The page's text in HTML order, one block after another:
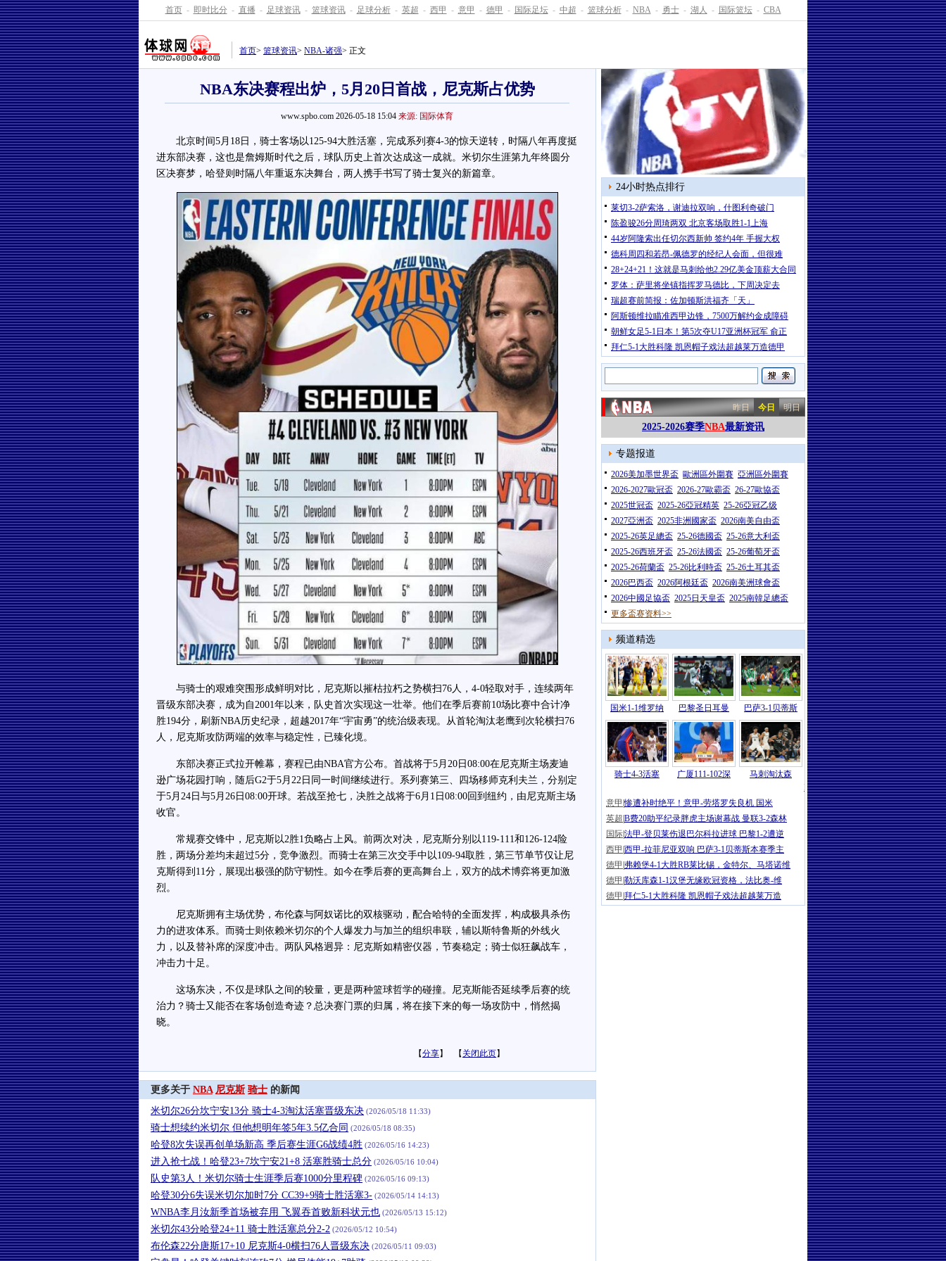
首页 - 即时比分 - 直播 - 足球资讯 - 篮球资讯 - 足球分析 - 英超 - 西甲 - 意甲 - 德甲 - 国际足坛 - 中超 - 篮球分析 - NBA - 勇士 - 湖人 - 国际篮坛 - CBA
首页> 篮球资讯> NBA-诸强> 正文
NBA东决赛程出炉，5月20日首战，尼克斯占优势
www.spbo.com 2026-05-18 15:04 来源: 国际体育
北京时间5月18日，骑士客场以125-94大胜活塞，完成系列赛4-3的惊天逆转，时隔八年再度挺
进东部决赛，这也是詹姆斯时代之后，球队历史上首次达成这一成就。米切尔生涯第九年终圆分
区决赛梦，哈登则时隔八年重返东决舞台，两人携手书写了骑士复兴的新篇章。
与骑士的艰难突围形成鲜明对比，尼克斯以摧枯拉朽之势横扫76人，4-0轻取对手，连续两年
晋级东部决赛，成为自2001年以来，队史首次实现这一壮举。他们在季后赛前10场比赛中合计净
胜194分，刷新NBA历史纪录，超越2017年“宇宙勇”的统治级表现。从首轮淘汰老鹰到次轮横扫76
人，尼克斯攻防两端的效率与稳定性，已臻化境。
东部决赛正式拉开帷幕，赛程已由NBA官方公布。首战将于5月20日08:00在尼克斯主场麦迪
逊广场花园打响，随后G2于5月22日同一时间继续进行。系列赛第三、四场移师克利夫兰，分别定
于5月24日与5月26日08:00开球。若战至抢七，决胜之战将于6月1日08:00回到纽约，由尼克斯主场
收官。
常规赛交锋中，尼克斯以2胜1负略占上风。前两次对决，尼克斯分别以119-111和126-124险
胜，两场分差均未超过5分，竞争激烈。而骑士在第三次交手中以109-94取胜，第三节单节仅让尼
克斯得到11分，展现出极强的防守韧性。如今在季后赛的更高舞台上，双方的战术博弈将更加激
烈。
尼克斯拥有主场优势，布伦森与阿奴诺比的双核驱动，配合哈特的全面发挥，构成极具杀伤
力的进攻体系。而骑士则依赖米切尔的个人爆发力与加兰的组织串联，辅以斯特鲁斯的外线火
力，以及替补席的深度冲击。两队风格迥异：尼克斯如精密仪器，节奏稳定；骑士似狂飙战车，
冲击力十足。
这场东决，不仅是球队之间的较量，更是两种篮球哲学的碰撞。尼克斯能否延续季后赛的统
治力？骑士又能否在客场创造奇迹？总决赛门票的归属，将在接下来的每一场攻防中，悄然揭
晓。
【分享】 【 关闭此页】
更多关于 NBA 尼克斯 骑士 的新闻
米切尔26分坎宁安13分 骑士4-3淘汰活塞晋级东决 (2026/05/18 11:33)
骑士想续约米切尔 但他想明年签5年3.5亿合同 (2026/05/18 08:35)
哈登8次失误再创单场新高 季后赛生涯G6战绩4胜 (2026/05/16 14:23)
进入抢七战！哈登23+7坎宁安21+8 活塞胜骑士总分 (2026/05/16 10:04)
队史第3人！米切尔骑士生涯季后赛1000分里程碑 (2026/05/16 09:13)
哈登30分6失误米切尔加时7分 CC39+9骑士胜活塞3- (2026/05/14 14:13)
WNBA李月汝新季首场被弃用 飞翼吞首败新科状元也 (2026/05/13 15:12)
米切尔43分哈登24+11 骑士胜活塞总分2-2 (2026/05/12 10:54)
布伦森22分唐斯17+10 尼克斯4-0横扫76人晋级东决 (2026/05/11 09:03)
24小时热点排行
莱切3-2萨索洛，谢迪拉双响，什图利奇破门
陈盈骏26分周琦两双 北京客场取胜1-1上海
44岁阿隆索出任切尔西新帅 签约4年 手握大权
德科周四和若昂-佩德罗的经纪人会面，但很难
28+24+21！这就是马刺给他2.29亿美金顶薪大合同
罗体：萨里将坐镇指挥罗马德比，下周决定去
瑞超赛前简报：佐加顿斯洪福齐「天」
阿斯顿维拉瞄准西甲边锋，7500万解约金成障碍
朝鲜女足5-1日本！第5次夺U17亚洲杯冠军 俞正
拜仁5-1大胜科隆 凯恩帽子戏法超越莱万造德甲
昨日 今日 明日
2025-2026赛季NBA最新资讯
专题报道
2026美加墨世界盃 歐洲區外圍賽 亞洲區外圍賽
2026-2027歐冠盃 2026-27歐霸盃 26-27歐協盃
2025世冠盃 2025-26亞冠精英 25-26亞冠乙级
2027亞洲盃 2025非洲國家盃 2026南美自由盃
2025-26英足總盃 25-26德國盃 25-26意大利盃
2025-26西班牙盃 25-26法國盃 25-26葡萄牙盃
2025-26荷蘭盃 25-26比利時盃 25-26土耳其盃
2026巴西盃 2026阿根廷盃 2026南美洲球會盃
2026中國足協盃 2025日天皇盃 2025南韓足總盃
更多盃赛资料>>
频道精选
国米1-1维罗纳 巴黎圣日耳曼 巴萨3-1贝蒂斯
骑士4-3活塞 广厦111-102深
马刺淘汰森
NBA |米切尔26分坎宁安13分 骑士4-3
意甲 惨遭补时绝平！意甲-劳塔罗失良机 国米
英超 B费20助平纪录胖虎主场谢幕战 曼联3-2森林
国际法甲-登贝莱伤退巴尔科拉进球 巴黎1-2遭逆
西甲 西甲-拉菲尼亚双响 巴萨3-1贝蒂斯本赛季主
德甲 弗赖堡4-1大胜RB莱比锡，金特尔、马塔诺维
德甲 勒沃库森1-1汉堡无缘欧冠资格，法比奥-维
德甲 拜仁5-1大胜科隆 凯恩帽子戏法超越莱万造